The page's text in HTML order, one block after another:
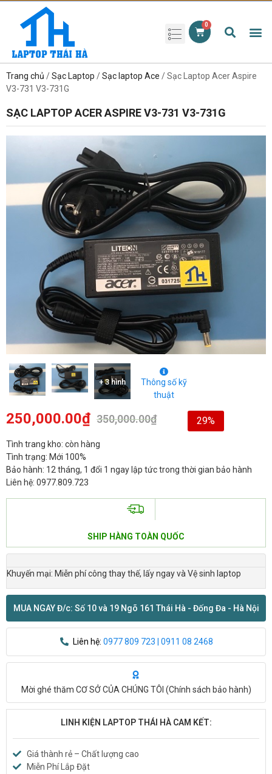
Trang chủ /Sạc Laptop /Sạc laptop Ace / Sạc Laptop Acer Aspire
V3-731 V3-731G
SẠC LAPTOP ACER ASPIRE V3-731 V3-731G
+ 3 hình
Thông số kỹ
thuật
350,000.00₫
250,000.00₫ 29%
Tình trang kho: còn hàng
Tình trạng: Mới 100%
Bảo hành: 12 tháng, 1 đổi 1 ngay lập tức trong thời gian bảo hành
Liên hệ: 0977.809.723
SHIP HÀNG TOÀN QUỐC
Khuyến mại: Miễn phí công thay thế, lấy ngay và Vệ sinh laptop
MUA NGAY Đ/c: Số 10 và 19 Ngõ 161 Thái Hà - Đống Đa - Hà Nội
Liên hệ: 0977 809 723 | 0911 08 2468
Mời ghé thăm CƠ SỞ CỦA CHÚNG TÔI (Chính sách bảo hành)
LINH KIỆN LAPTOP THÁI HÀ CAM KẾT:
Giá thành rẻ – Chất lượng cao
Miễn Phí Lắp Đặt